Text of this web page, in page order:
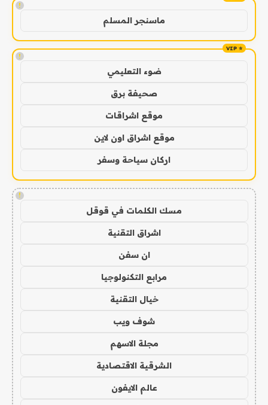
!
ماسنجر المسلم
!
ضوء التعليمي
صحيفة برق
موقع اشراقات
موقع اشراق اون لاين
اركان سياحة وسفر
!
مسك الكلمات في قوقل
اشراق التقنية
ان سفن
مرابع التكنولوجيا
خيال التقنية
شوف ويب
مجلة الاسهم
الشرقية الاقتصادية
عالم الايفون